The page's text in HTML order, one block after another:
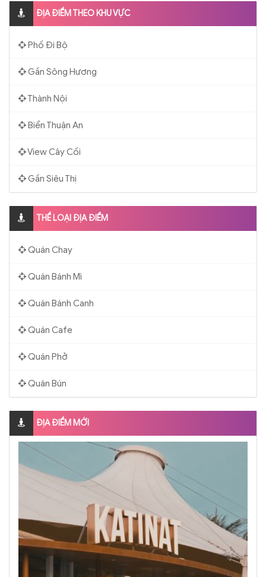
ĐỊA ĐIỂM THEO KHU VỰC
Phố Đi Bộ
Gần Sông Hương
Thành Nội
Biển Thuận An
View Cây Cối
Gần Siêu Thị
THỂ LOẠI ĐỊA ĐIỂM
Quán Chay
Quán Bánh Mì
Quán Bánh Canh
Quán Cafe
Quán Phở
Quán Bún
ĐỊA ĐIỂM MỚI